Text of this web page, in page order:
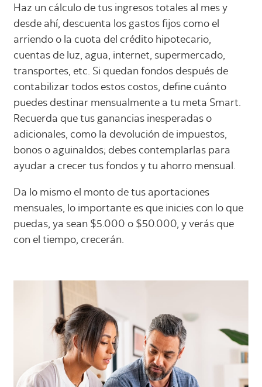
Haz un cálculo de tus ingresos totales al mes y
desde ahí, descuenta los gastos fijos como el
arriendo o la cuota del crédito hipotecario,
cuentas de luz, agua, internet, supermercado,
transportes, etc. Si quedan fondos después de
contabilizar todos estos costos, define cuánto
puedes destinar mensualmente a tu meta Smart.
Recuerda que tus ganancias inesperadas o
adicionales, como la devolución de impuestos,
bonos o aguinaldos; debes contemplarlas para
ayudar a crecer tus fondos y tu ahorro mensual.
Da lo mismo el monto de tus aportaciones
mensuales, lo importante es que inicies con lo que
puedas, ya sean $5.000 o $50.000, y verás que
con el tiempo, crecerán.